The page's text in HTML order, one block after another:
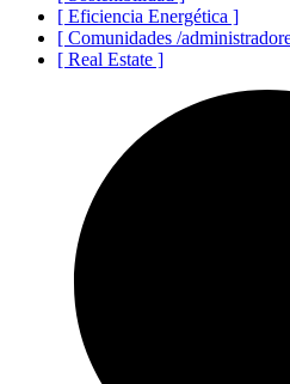
[ Eficiencia Energética ]
[ Comunidades /
[ Real Estate ]